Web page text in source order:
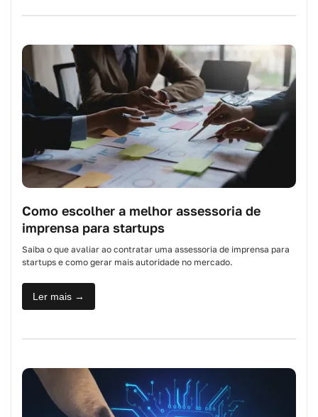
Como escolher a melhor assessoria de
imprensa para startups
Saiba o que avaliar ao contratar uma assessoria de imprensa para
startups e como gerar mais autoridade no mercado.
Ler mais →